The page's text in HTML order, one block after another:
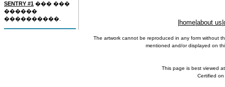
SENTRY #1 ��� ���
������
����������.
home about us
The artwork cannot be reproduced in any form without
mentioned and/or displayed on
This page is best viewed
Certified on